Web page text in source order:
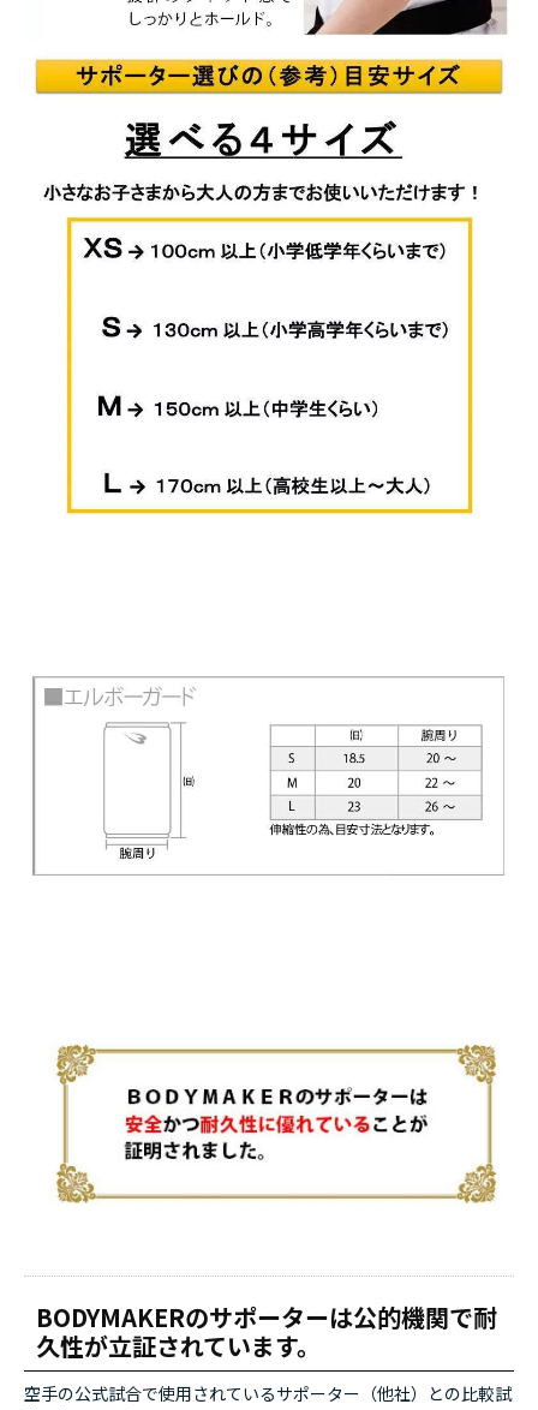
BODYMAKERのサポーターは公的機関で耐
久性が立証されています。
空手の公式試合で使用されているサポーター（他社）との比較試